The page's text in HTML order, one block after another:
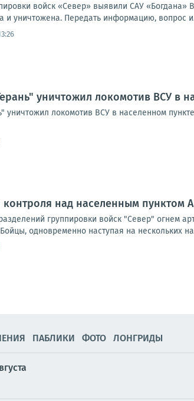
войск «Север» выявили САУ «Богдана»
и уничтожена. Передать информацию, вопрос
уничтожил локомотив ВСУ в
уничтожил локомотив ВСУ в населенном
контроля над населенным
группировки войск "Север" огнем
одновременно наступая на нескольких
ПАБЛИКИ ФОТО ЛОНГРИДЫ